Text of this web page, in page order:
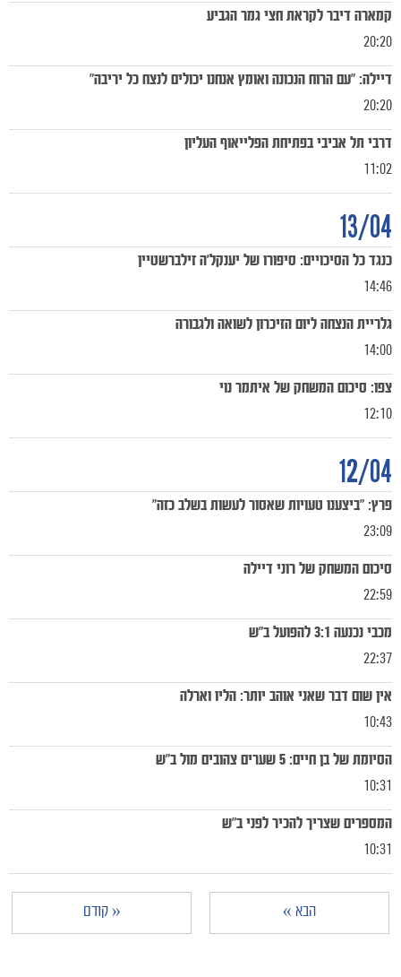
כרטיסים
20:20
קמארה דיבר לקראת חצי גמר הגביע
20:20
דיילה: ״עם הרוח הנכונה ואומץ אנחנו יכולים לנצח כל יריבה״
11:02
דרבי תל אביבי בפתיחת הפלייאוף העליון
13/04
14:46
כנגד כל הסיכויים: סיפורו של יענקל'ה זילברשטיין
14:00
גלריית הנצחה ליום הזיכרון לשואה ולגבורה
12:10
צפו: סיכום המשחק של איתמר נוי
12/04
23:09
פרץ: "ביצענו טעויות שאסור לעשות בשלב כזה"
22:59
סיכום המשחק של רוני דיילה
22:37
מכבי נכנעה 3:1 להפועל ב"ש
10:43
אין שום דבר שאני אוהב יותר: הליו וארלה
10:31
הסיומת של בן חיים: 5 שערים צהובים מול ב"ש
10:31
המספרים שצריך להכיר לפני ב״ש
« קודם הבא »